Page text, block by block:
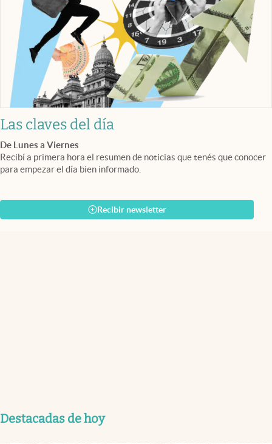
Las claves del día
De Lunes a Viernes
Recibí a primera hora el resumen de noticias que tenés que conocer
para empezar el día bien informado.
Recibir newsletter
Destacadas de hoy